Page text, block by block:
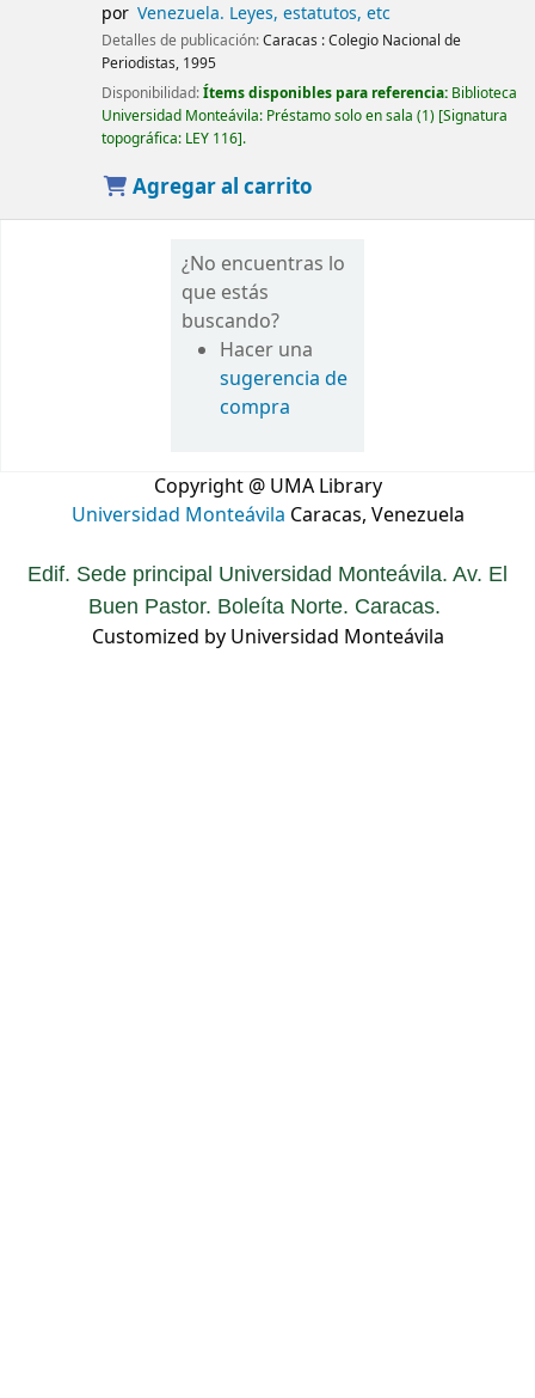
por Venezuela. Leyes, estatutos, etc
Detalles de publicación:Caracas :Colegio Nacional de
Periodistas, 1995
Disponibilidad:Ítems disponibles para referencia: Biblioteca
Universidad Monteávila: Préstamo solo en sala (1) Signatura
topográfica: LEY 116 .
Agregar al carrito
¿No encuentras lo
que estás
buscando?
Hacer una
sugerencia de
compra
Copyright @ UMA Library
Universidad Monteávila Caracas, Venezuela
Edif. Sede principal Universidad Monteávila. Av. El
Buen Pastor. Boleíta Norte. Caracas.
Customized by Universidad Monteávila